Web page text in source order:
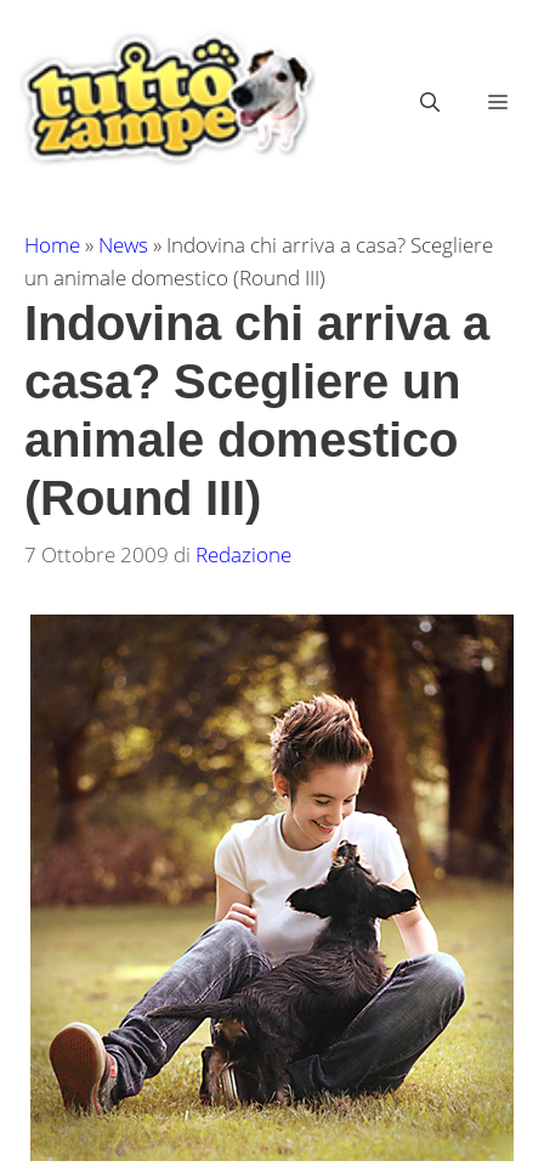
contenuto
Home» News » Indovina chi arriva a casa? Scegliere
un animale domestico (Round III)
Indovina chi arriva a
casa? Scegliere un
animale domestico
(Round III)
7 Ottobre 2009 di Redazione